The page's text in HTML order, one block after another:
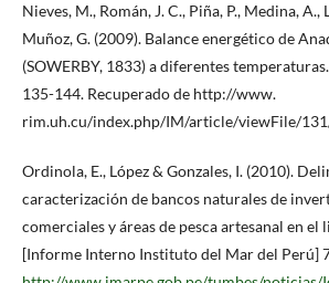
Nieves, M., Román, J. C., Piña, P., Medina, A.,
Muñoz, G. (2009). Balance energético de
(SOWERBY, 1833) a diferentes
135-144. Recuperado de http://www.
rim.uh.cu/index.php/IM/article/viewFile/
Ordinola, E., López & Gonzales, I. (2010).
caracterización de bancos naturales de
comerciales y áreas de pesca artesanal en el
[Informe Interno Instituto del Mar del Perú]